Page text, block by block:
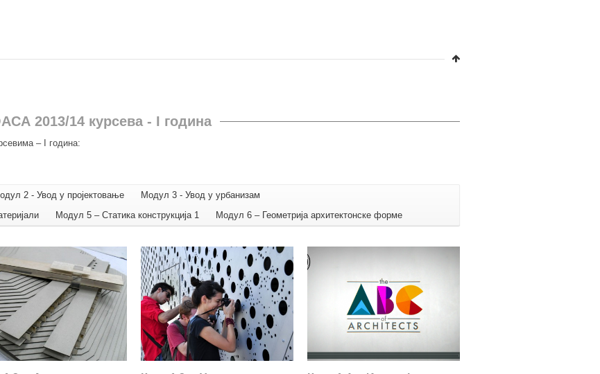
2013/14 курсева - I година
– I година:
2 - Увод у пројектовање
Модул 3 - Увод у урбанизам
Модул 5 – Статика конструкција 1 Модул 6 – Геометрија архитектонске форме